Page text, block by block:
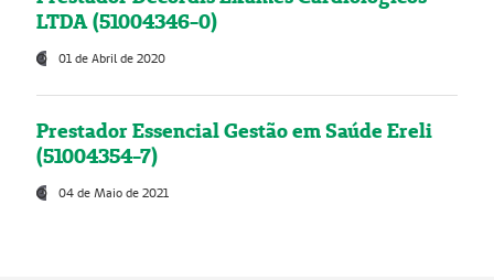
LTDA (51004346-0)
01 de Abril de 2020
Prestador Essencial Gestão em Saúde Ereli
(51004354-7)
04 de Maio de 2021